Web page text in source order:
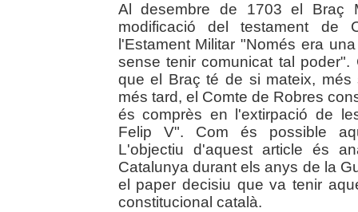
Al desembre de 1703 el Braç
modificació del testament de
l'Estament Militar "Només era
sense tenir comunicat tal
que el Braç té de si mateix,
més tard, el Comte de Robres
és comprès en l'extirpació de
Felip V". Com és possible
L'objectiu d'aquest article és
Catalunya durant els anys de la
el paper decisiu que va tenir
constitucional català.